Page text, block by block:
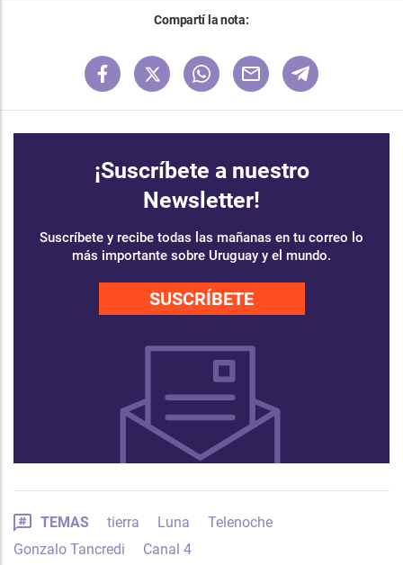
Compartí la nota:
¡Suscríbete a nuestro
Newsletter!
Suscríbete y recibe todas las mañanas en tu correo lo
más importante sobre Uruguay y el mundo.
SUSCRÍBETE
TEMAS tierra Luna
Telenoche
Gonzalo Tancredi
Canal 4